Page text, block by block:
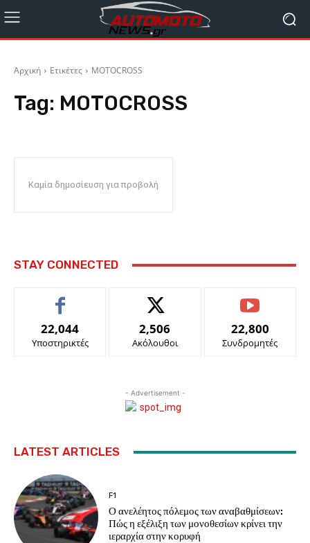
Αρχική Ετικέτες MOTOCROSS
Tag: MOTOCROSS
Καμία δημοσίευση για προβολή
STAY CONNECTED
22,044
Υποστηρικτές
2,506
Ακόλουθοι
22,800
Συνδρομητές
- Advertisement -
LATEST ARTICLES
F1
Ο ανελέητος πόλεμος των αναβαθμίσεων:
Πώς η εξέλιξη των μονοθεσίων κρίνει την
ιεραρχία στην κορυφή